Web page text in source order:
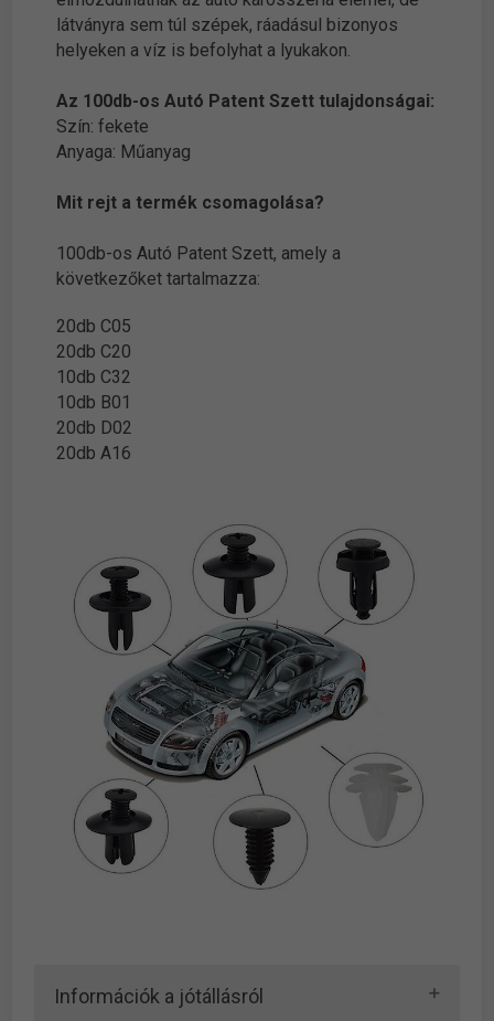
látványra sem túl szépek, ráadásul bizonyos
helyeken a víz is befolyhat a lyukakon.
Az 100db-os Autó Patent Szett tulajdonságai:
Szín: fekete
Anyaga: Műanyag
Mit rejt a termék csomagolása?
100db-os Autó Patent Szett, amely a
következőket tartalmazza:
20db C05
20db C20
10db C32
10db B01
20db D02
20db A16
Információk a jótállásról